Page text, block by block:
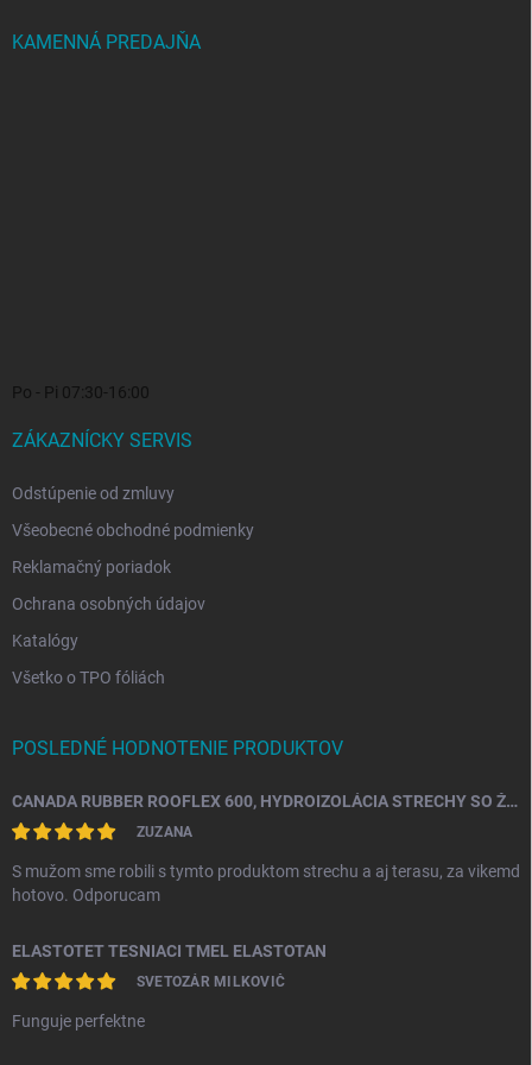
KAMENNÁ PREDAJŇA
Po - Pi 07:30-16:00
ZÁKAZNÍCKY SERVIS
Odstúpenie od zmluvy
Všeobecné obchodné podmienky
Reklamačný poriadok
Ochrana osobných údajov
Katalógy
Všetko o TPO fóliách
POSLEDNÉ HODNOTENIE PRODUKTOV
CANADA RUBBER ROOFLEX 600, HYDROIZOLÁCIA STRECHY SO ŽIVOTNOSŤOU AŽ 25 ROKOV
ZUZANA
S mužom sme robili s tymto produktom strechu a aj terasu, za vikemd
hotovo. Odporucam
ELASTOTET TESNIACI TMEL ELASTOTAN
SVETOZÁR MILKOVIČ
Funguje perfektne